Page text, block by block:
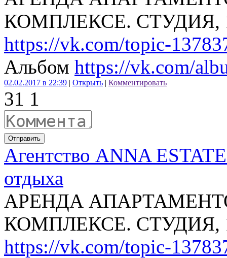
КОМПЛЕКСЕ. СТУДИЯ,
https://vk.com/topic-
Альбом https://vk.com/
02.02.2017 в 22:39 | Открыть | Комментировать
31 1
Отправить
Агентство ANNA
отдыха
АРЕНДА
КОМПЛЕКСЕ. СТУДИЯ,
https://vk.com/topic-